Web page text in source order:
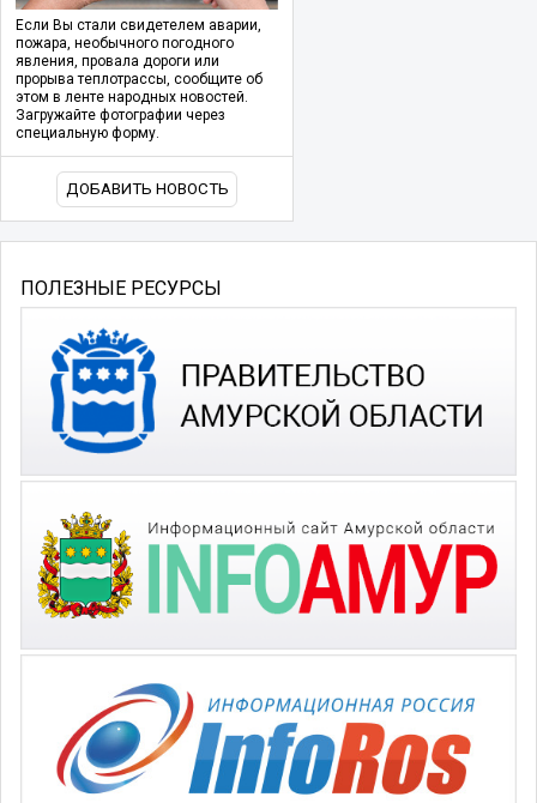
Если Вы стали свидетелем аварии,
пожара, необычного погодного
явления, провала дороги или
прорыва теплотрассы, сообщите об
этом в ленте народных новостей.
Загружайте фотографии через
специальную форму.
ДОБАВИТЬ НОВОСТЬ
ПОЛЕЗНЫЕ РЕСУРСЫ